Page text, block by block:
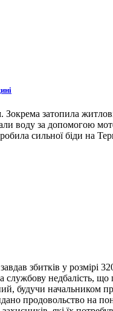
затопила
воду за допомогою
сильної біди на
збитків у
недбалість,
будучи начальником
продовольство на